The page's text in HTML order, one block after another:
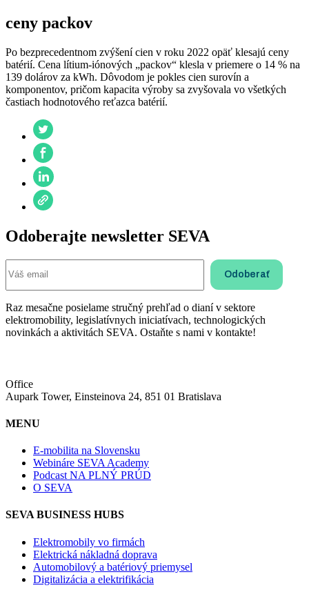
ceny packov
Po bezprecedentnom zvýšení cien v roku 2022 opäť klesajú ceny
batérií. Cena lítium-iónových „packov“ klesla v priemere o 14 % na
139 dolárov za kWh. Dôvodom je pokles cien surovín a
komponentov, pričom kapacita výroby sa zvyšovala vo všetkých
častiach hodnotového reťazca batérií.
Odoberajte newsletter SEVA
Raz mesačne posielame stručný prehľad o dianí v sektore
elektromobility, legislatívnych iniciatívach, technologických
novinkách a aktivitách SEVA. Ostaňte s nami v kontakte!
Office
Aupark Tower, Einsteinova 24, 851 01 Bratislava
MENU
E-mobilita na Slovensku
Webináre SEVA Academy
Podcast NA PLNÝ PRÚD
O SEVA
SEVA BUSINESS HUBS
Elektromobily vo firmách
Elektrická nákladná doprava
Automobilový a batériový priemysel
Digitalizácia a elektrifikácia